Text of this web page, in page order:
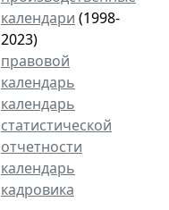
календари (1998-
2023)
правовой
календарь
календарь
статистической
отчетности
календарь
кадровика